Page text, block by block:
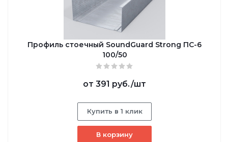
Профиль стоечный SoundGuard Strong ПС-6
100/50
от 391 руб./шт
Купить в 1 клик
В корзину